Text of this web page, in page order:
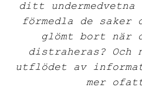
ditt undermedvetna
förmedla de
glömt bort när
distraheras? Och
utflödet av
mer